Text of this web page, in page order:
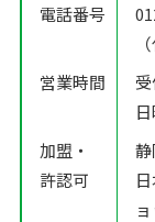
電話番号
営業時間
加盟・
許認可